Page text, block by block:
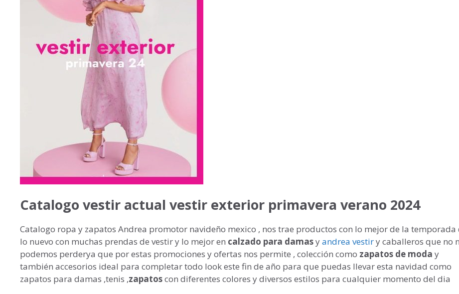
Catalogo vestir actual vestir exterior primavera verano 2024
Catalogo ropa y zapatos Andrea promotor navideño mexico , nos trae productos con lo mejor de la temporada
lo nuevo con muchas prendas de vestir y lo mejor en calzado para damasyandrea vestiry caballeros que no
podemos perderya que por estas promociones y ofertas nos permite , colección como zapatos de moda y
también accesorios ideal para completar todo look este fin de año para que puedas llevar esta navidad como
zapatos para damas ,tenis ,zapatoscon diferentes colores y diversos estilos para cualquier momento del dia